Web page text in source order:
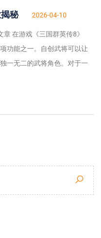
秘 2026-04-10
在游戏《三国群英传8》
功能之一。自创武将可以让
一无二的武将角色。对于一